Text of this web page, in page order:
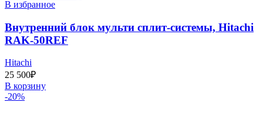
В избранное
Внутренний блок мульти сплит-системы, Hitachi
RAK-50REF
Hitachi
25 500₽
В корзину
-20%